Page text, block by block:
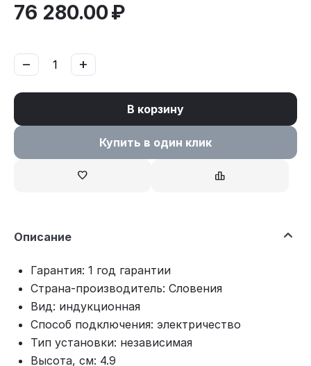
76 280.00₽
+
−
В корзину
Купить в один клик
Описание
Гарантия: 1 год гарантии
Страна-производитель: Словения
Вид: индукционная
Способ подключения: электричество
Тип установки: независимая
Высота, см: 4.9